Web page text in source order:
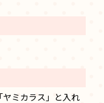
ミカラス」と入れ